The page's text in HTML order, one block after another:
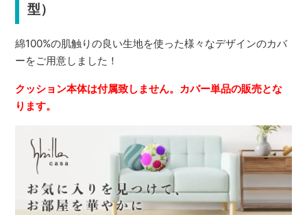
型）
綿100%の肌触りの良い生地を使った様々なデザインのカバ
ーをご用意しました！
クッション本体は付属致しません。カバー単品の販売とな
ります。